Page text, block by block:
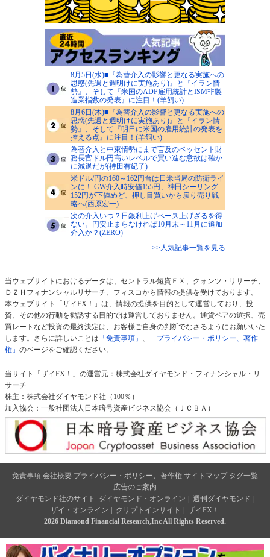
8月5日(水)■『為替介入の影響と更なる実施への
思惑(先週と週明けに実施あり)』と『イラン情
勢』、そして『米国のADP雇用統計とISM非製
造業指数の発表』に注目！(羊飼い)
8月6日(木)■『為替介入の影響と更なる実施への
思惑(先週と週明けに実施あり)』と『イラン情
勢』、そして『明日に米国の雇用統計の発表を
控える点』に注目！(羊飼い)
為替介入と中東情勢にまで言及のベッセント財
務長官ドル円高いレベルで買い進む意欲は確か
に減退だが(持田有紀子)
米ドル/円の160～162円台は日米当局の防衛ライ
ンに！ GW介入時安値155円、神田シーリング
152円が下値めど、押し目買いから戻り売り戦
略へ(西原宏一)
次の介入いつ？日銀利上げペース上げざるを得
ない。円安止まらなければ10月末～11月に追加
介入か？(ZERO)
>>人気記事一覧を見る
当ウェブサイトにおけるデータは、セントラル短資ＦＸ、クォンツ・リサーチ、
ＤＺＨフィナンシャルリサーチ、フィスコから情報の提供を受けております。
本ウェブサイト「ザイFX！」は、情報の提供を目的として運営しており、投
資、その他の行動を勧誘する目的では運営しておりません。通貨ペアの選択、売
買レートなど投資の最終決定は、お客様ご自身の判断でなさるようにお願いいた
します。さらに詳しいことは 「免責事項」 、
「プライバシー・ポリシー、著作
権」 のページをご確認ください。
当サイト「ザイFX！」の運営元：株式会社ダイヤモンド・フィナンシャル・リ
サーチ
株主：株式会社ダイヤモンド社（100％）
加入協会：一般社団法人日本暗号資産ビジネス協会（ＪＣＢＡ）
免責事項 会社概要 プライバシー・ポリシー、著作権 サイトマップ タグ一覧
広告のご案内
ダイヤモンド社のサイト
ダイヤモンド・オンライン 週刊ダイヤモンド
ザイ・オンライン
クリプトインサイト
ザイFX！
2026 Diamond Financial Research,Inc All Rights Reserved.